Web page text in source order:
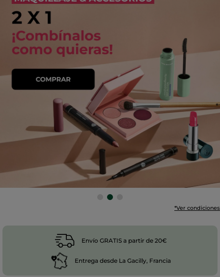
*Ver condiciones
Envío GRATIS a partir de 20€
Entrega desde La Gacilly, Francia